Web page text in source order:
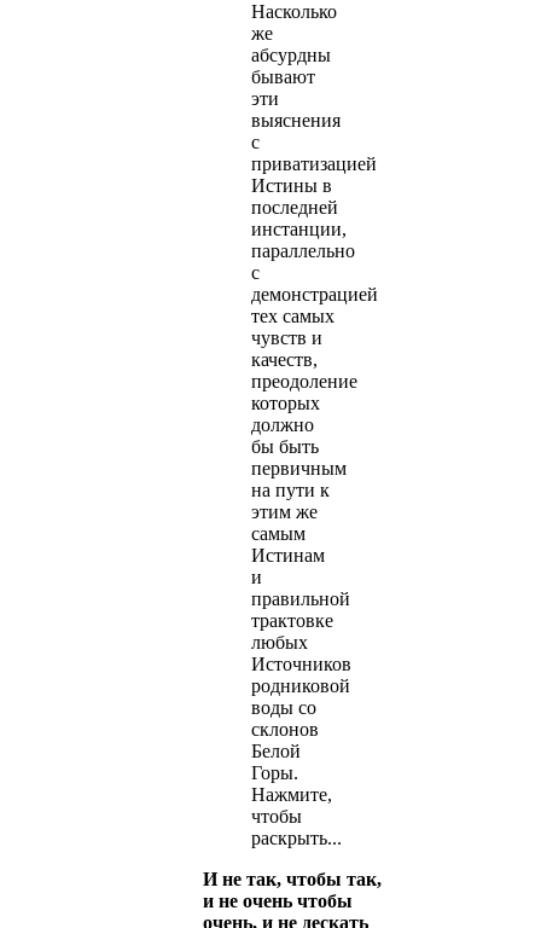
Насколько
же
абсурдны
бывают
эти
выяснения
с
приватизацией
Истины в
последней
инстанции,
параллельно
с
демонстрацией
тех самых
чувств и
качеств,
преодоление
которых
должно
бы быть
первичным
на пути к
этим же
самым
Истинам
и
правильной
трактовке
любых
Источников
родниковой
воды со
склонов
Белой
Горы.
Нажмите,
чтобы
раскрыть...
И не так, чтобы так,
и не очень чтобы
очень, и не дескать